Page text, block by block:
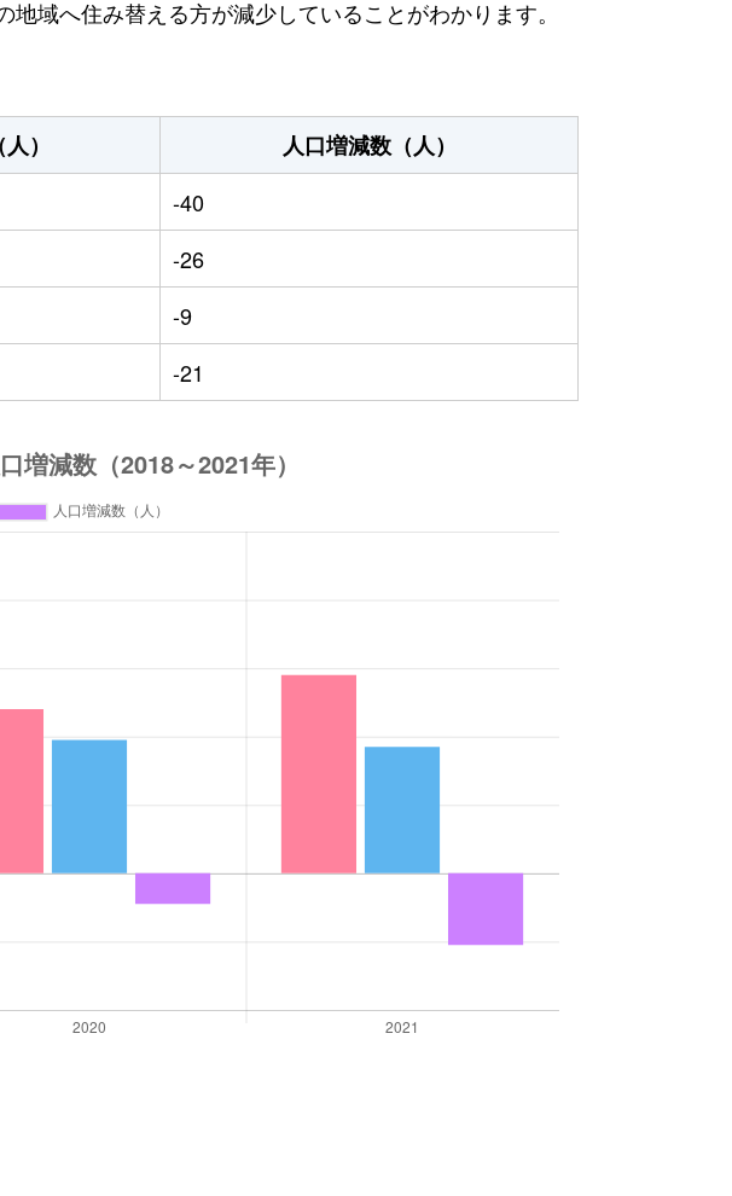
域へ住み替える方が減少していることがわかります。
）
人口増減数（人）
-40
-26
-9
-21